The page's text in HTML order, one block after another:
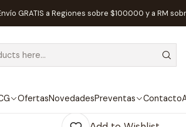
OfertasNovedadesPreventas Contacto
GRATIS a Regiones sobre $100.000 y a RM
Familiares Dobble Dinosaurs Eco -
Dobble
Quantity